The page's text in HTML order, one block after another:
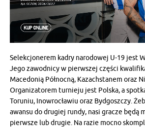
Selekcjonerem kadry narodowej U-19 jest
Jego zawodnicy w pierwszej części
Macedonią Północną, Kazachstanem oraz
Organizatorem turnieju jest Polska, a
Toruniu, Inowrocławiu oraz Bydgoszczy.
awansu do drugiej rundy, nasi gracze będą
pierwsze lub drugie. Na razie mocno